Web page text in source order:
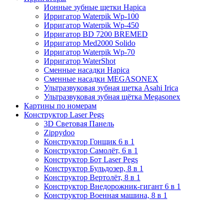
Ионные зубные щетки Hapica
Ирригатор Waterpik Wp-100
Ирригатор Waterpik Wp-450
Ирригатор BD 7200 BREMED
Ирригатор Med2000 Solido
Ирригатор Waterpik Wp-70
Ирригатор WaterShot
Сменные насадки Hapica
Сменные насадки MEGASONEX
Ультразвуковая зубная щетка Asahi Irica
Ультразвуковая зубная щётка Megasonex
Картины по номерам
Конструктор Laser Pegs
3D Световая Панель
Zippydoo
Конструктор Гонщик 6 в 1
Конструктор Cамолёт, 6 в 1
Конструктор Бот Laser Pegs
Конструктор Бульдозер, 8 в 1
Конструктор Вертолёт, 8 в 1
Конструктор Внедорожник-гигант 6 в 1
Конструктор Военная машина, 8 в 1